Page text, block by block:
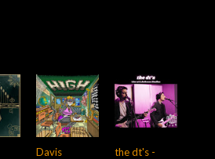
Davis
the dt's -